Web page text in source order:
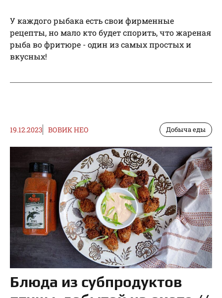
У каждого рыбака есть свои фирменные
рецепты, но мало кто будет спорить, что жареная
рыба во фритюре - один из самых простых и
вкусных!
19.12.2023 ВОВИК НЕО Добыча еды
Блюда из субпродуктов